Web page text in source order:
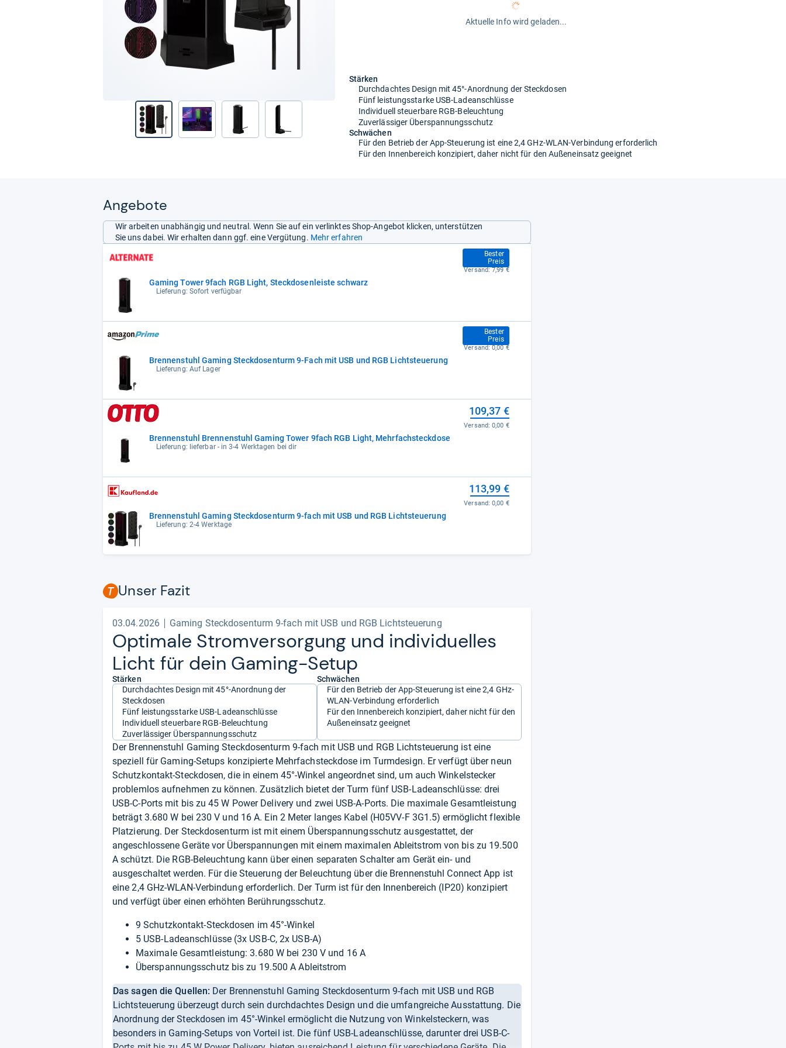
Aktuelle Info wird geladen...
Stärken
Durchdachtes Design mit 45°-Anordnung der Steckdosen
Fünf leistungsstarke USB-Ladeanschlüsse
Individuell steuerbare RGB-Beleuchtung
Zuverlässiger Überspannungsschutz
Schwächen
Für den Betrieb der App-Steuerung ist eine 2,4 GHz-WLAN-Verbindung erforderlich
Für den Innenbereich konzipiert, daher nicht für den Außeneinsatz geeignet
Angebote
Wir arbeiten unabhängig und neutral. Wenn Sie auf ein verlinktes Shop-Angebot klicken, unterstützen
Sie uns dabei. Wir erhalten dann ggf. eine Vergütung. Mehr erfahren
Gaming Tower 9fach RGB Light, Steckdosenleiste schwarz
Lieferung: Sofort verfügbar
Bester
Preis
84,90 €
Versand:7,99 €
Brennenstuhl Gaming Steckdosenturm 9-Fach mit USB und RGB Lichtsteuerung
Lieferung: Auf Lager
Bester
Preis
92,89 €
Versand:0,00 €
Brennenstuhl Brennenstuhl Gaming Tower 9fach RGB Light, Mehrfachsteckdose
Lieferung: lieferbar - in 3-4 Werktagen bei dir
109,37 €
Versand:0,00 €
Brennenstuhl Gaming Steckdosenturm 9-fach mit USB und RGB Lichtsteuerung
Lieferung: 2-4 Werktage
113,99 €
Versand:0,00 €
Unser Fazit
03.04.2026 Gaming Steckdosenturm 9-fach mit USB und RGB Lichtsteuerung
Opti­male Strom­ver­sor­gung und indi­vi­du­el­les
Licht für dein Gaming-​Setup
Stärken
Durchdachtes Design mit 45°-Anordnung der
Steckdosen
Fünf leistungsstarke USB-Ladeanschlüsse
Individuell steuerbare RGB-Beleuchtung
Zuverlässiger Überspannungsschutz
Schwächen
Für den Betrieb der App-Steuerung ist eine 2,4 GHz-
WLAN-Verbindung erforderlich
Für den Innenbereich konzipiert, daher nicht für den
Außeneinsatz geeignet
Der Brennenstuhl Gaming Steckdosenturm 9-fach mit USB und RGB Lichtsteuerung ist eine
speziell für Gaming-Setups konzipierte Mehrfachsteckdose im Turmdesign. Er verfügt über neun
Schutzkontakt-Steckdosen, die in einem 45°-Winkel angeordnet sind, um auch Winkelstecker
problemlos aufnehmen zu können. Zusätzlich bietet der Turm fünf USB-Ladeanschlüsse: drei
USB-C-Ports mit bis zu 45 W Power Delivery und zwei USB-A-Ports. Die maximale Gesamtleistung
beträgt 3.680 W bei 230 V und 16 A. Ein 2 Meter langes Kabel (H05VV-F 3G1.5) ermöglicht flexible
Platzierung. Der Steckdosenturm ist mit einem Überspannungsschutz ausgestattet, der
angeschlossene Geräte vor Überspannungen mit einem maximalen Ableitstrom von bis zu 19.500
A schützt. Die RGB-Beleuchtung kann über einen separaten Schalter am Gerät ein- und
ausgeschaltet werden. Für die Steuerung der Beleuchtung über die Brennenstuhl Connect App ist
eine 2,4 GHz-WLAN-Verbindung erforderlich. Der Turm ist für den Innenbereich (IP20) konzipiert
und verfügt über einen erhöhten Berührungsschutz.
9 Schutzkontakt-Steckdosen im 45°-Winkel
5 USB-Ladeanschlüsse (3x USB-C, 2x USB-A)
Maximale Gesamtleistung: 3.680 W bei 230 V und 16 A
Überspannungsschutz bis zu 19.500 A Ableitstrom
Das sagen die Quellen: Der Brennenstuhl Gaming Steckdosenturm 9-fach mit USB und RGB
Lichtsteuerung überzeugt durch sein durchdachtes Design und die umfangreiche Ausstattung. Die
Anordnung der Steckdosen im 45°-Winkel ermöglicht die Nutzung von Winkelsteckern, was
besonders in Gaming-Setups von Vorteil ist. Die fünf USB-Ladeanschlüsse, darunter drei USB-C-